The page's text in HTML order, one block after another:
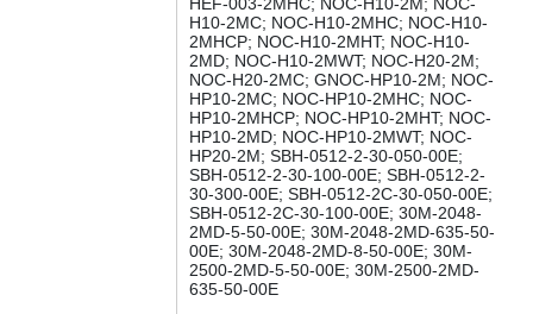
H10-2MC; NOC-H10-2MHC; NOC-H10-
2MHCP; NOC-H10-2MHT; NOC-H10-
2MD; NOC-H10-2MWT; NOC-H20-2M;
NOC-H20-2MC; GNOC-HP10-2M; NOC-
HP10-2MC; NOC-HP10-2MHC; NOC-
HP10-2MHCP; NOC-HP10-2MHT; NOC-
HP10-2MD; NOC-HP10-2MWT; NOC-
HP20-2M; SBH-0512-2-30-050-00E;
SBH-0512-2-30-100-00E; SBH-0512-2-
30-300-00E; SBH-0512-2C-30-050-00E;
SBH-0512-2C-30-100-00E; 30M-2048-
2MD-5-50-00E; 30M-2048-2MD-635-50-
00E; 30M-2048-2MD-8-50-00E; 30M-
2500-2MD-5-50-00E; 30M-2500-2MD-
635-50-00E